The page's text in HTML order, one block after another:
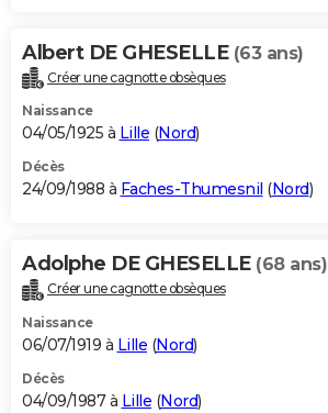
Albert DE GHESELLE (63 ans)
Créer une cagnotte obsèques
Naissance
04/05/1925 à Lille (Nord)
Décès
24/09/1988 à Faches-Thumesnil (Nord)
Adolphe DE GHESELLE (68 ans)
Créer une cagnotte obsèques
Naissance
06/07/1919 à Lille (Nord)
Décès
04/09/1987 à Lille (Nord)